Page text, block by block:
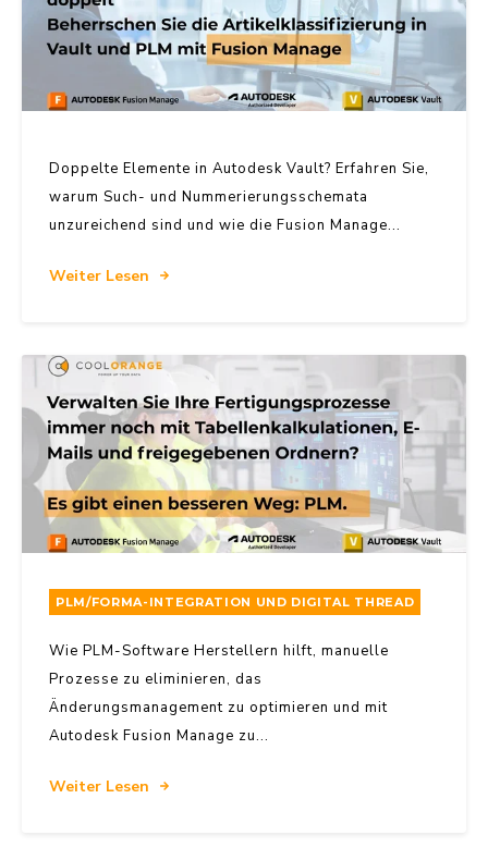
Doppelte Elemente in Autodesk Vault? Erfahren Sie,
warum Such- und Nummerierungsschemata
unzureichend sind und wie die Fusion Manage...
Weiter Lesen
PLM/FORMA-INTEGRATION UND DIGITAL THREAD
Wie PLM-Software Herstellern hilft, manuelle
Prozesse zu eliminieren, das
Änderungsmanagement zu optimieren und mit
Autodesk Fusion Manage zu...
Weiter Lesen